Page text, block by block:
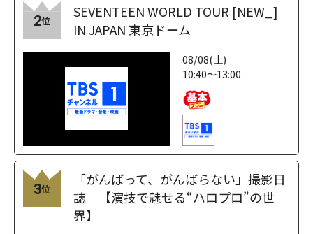
2位
SEVENTEEN WORLD TOUR [NEW_]
IN JAPAN 東京ドーム
08/08(土)
10:40～13:00
3位
「がんばって、がんばらない」撮影日
誌 【演技で魅せる“ハロプロ”の世
界】